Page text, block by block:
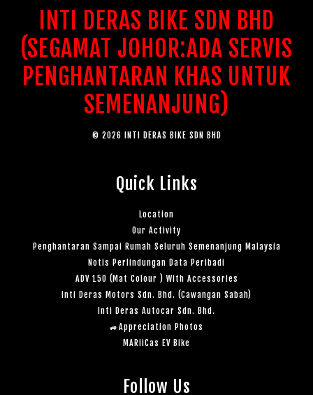
INTI DERAS BIKE SDN BHD
(SEGAMAT JOHOR:ADA SERVIS
PENGHANTARAN KHAS UNTUK
SEMENANJUNG)
© 2026 INTI DERAS BIKE SDN BHD
Quick Links
Location
Our Activity
Penghantaran Sampai Rumah Seluruh Semenanjung Malaysia
Notis Perlindungan Data Peribadi
ADV 150 (Mat Colour ) With Accessories
Inti Deras Motors Sdn. Bhd. (Cawangan Sabah)
Inti Deras Autocar Sdn. Bhd.
🚙Appreciation Photos
MARiiCas EV Bike
Follow Us